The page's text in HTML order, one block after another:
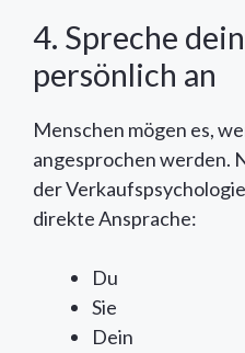
4. Spreche
persönlich an
Menschen mögen es,
angesprochen werden.
der
direkte Ansprache:
Du
Sie
Dein